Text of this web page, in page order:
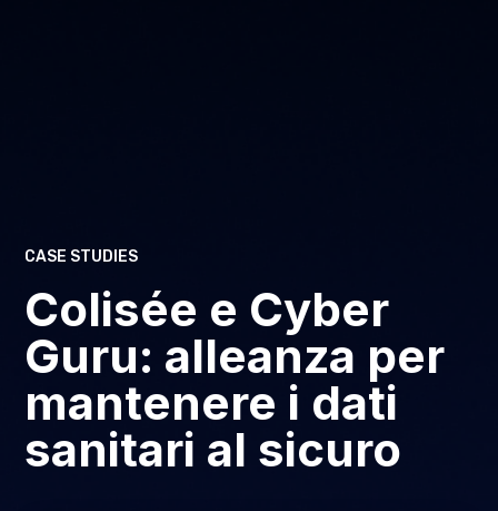
CASE STUDIES
Colisée e Cyber
Guru: alleanza per
mantenere i dati
sanitari al sicuro